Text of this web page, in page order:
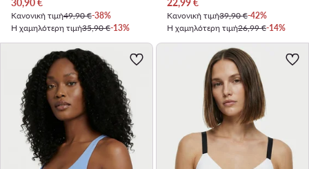
Κανονική τιμή49,90 €-38%
Η χαμηλότερη τιμή35,90 €-13%
Κανονική τιμή39,90 €-42%
Η χαμηλότερη τιμή26,99 €-14%